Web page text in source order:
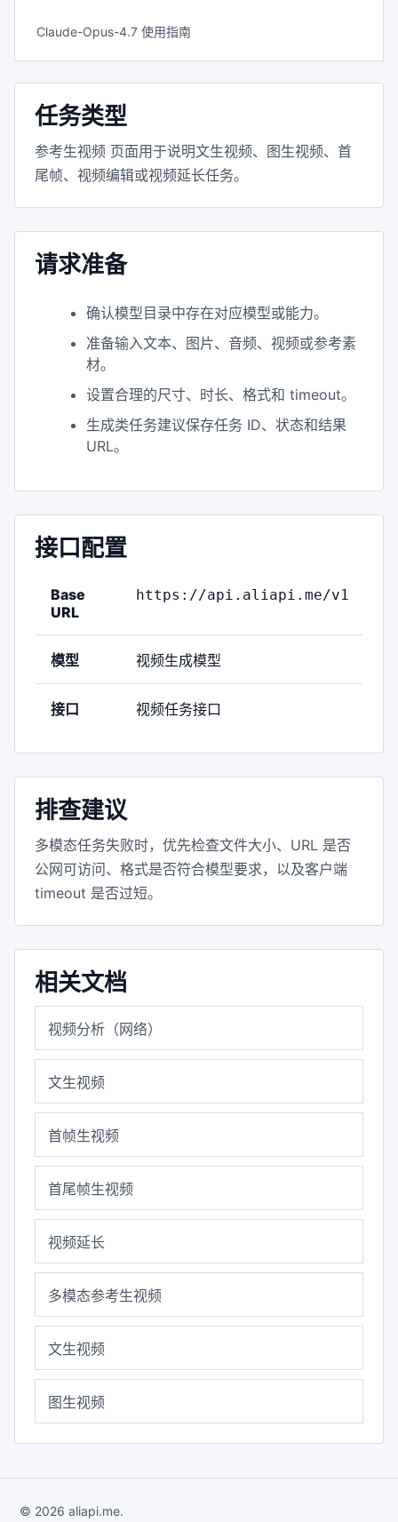
Claude-Opus-4.7 使用指南
任务类型
参考生视频 页面用于说明文生视频、图生视频、首
尾帧、视频编辑或视频延长任务。
请求准备
确认模型目录中存在对应模型或能力。
准备输入文本、图片、音频、视频或参考素
材。
设置合理的尺寸、时长、格式和 timeout。
生成类任务建议保存任务 ID、状态和结果
URL。
接口配置
Base
URL
https://api.aliapi.me/v1
模型 视频生成模型
接口 视频任务接口
排查建议
多模态任务失败时，优先检查文件大小、URL 是否
公网可访问、格式是否符合模型要求，以及客户端
timeout 是否过短。
相关文档
视频分析（网络）
文生视频
首帧生视频
首尾帧生视频
视频延长
多模态参考生视频
文生视频
图生视频
© 2026 aliapi.me.